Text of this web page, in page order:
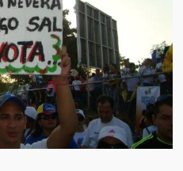
(The Jerk and the Reds in
with chavistas)
de los niños” (The mockery of